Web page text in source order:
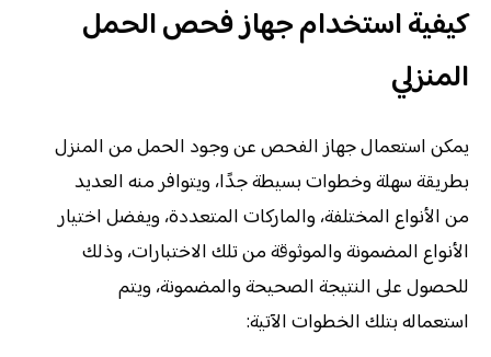
كيفية استخدام جهاز فحص الحمل
المنزلي
يمكن استعمال جهاز الفحص عن وجود الحمل من المنزل
بطريقة سهلة وخطوات بسيطة جدًا، ويتوافر منه العديد
من الأنواع المختلفة، والماركات المتعددة، ويفضل اختيار
الأنواع المضمونة والموثوقة من تلك الاختبارات، وذلك
للحصول على النتيجة الصحيحة والمضمونة، ويتم
استعماله بتلك الخطوات الآتية: